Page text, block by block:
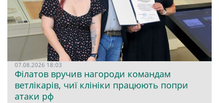
07.08.2026 18:03
Філатов вручив нагороди командам
ветлікарів, чиї клініки працюють попри
атаки рф